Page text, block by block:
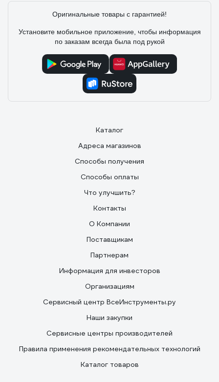
Оригинальные товары с гарантией!
Установите мобильное приложение, чтобы информация
по заказам всегда была под рукой
Каталог
Адреса магазинов
Способы получения
Способы оплаты
Что улучшить?
Контакты
О Компании
Поставщикам
Партнерам
Информация для инвесторов
Организациям
Сервисный центр ВсеИнструменты.ру
Наши закупки
Сервисные центры производителей
Правила применения рекомендательных технологий
Каталог товаров